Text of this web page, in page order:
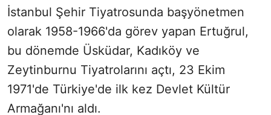
İstanbul Şehir Tiyatrosunda başyönetmen
olarak 1958-1966'da görev yapan Ertuğrul,
bu dönemde Üsküdar, Kadıköy ve
Zeytinburnu Tiyatrolarını açtı, 23 Ekim
1971'de Türkiye'de ilk kez Devlet Kültür
Armağanı'nı aldı.